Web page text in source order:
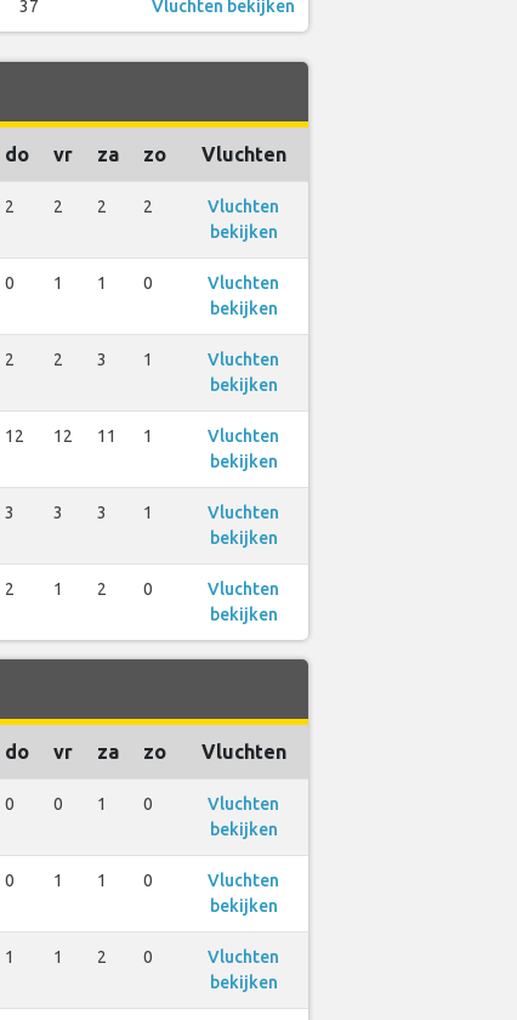
37 Vluchten bekijken
do vr za zo Vluchten
2 2 2 2
Vluchten
bekijken
0 1 1 0
Vluchten
bekijken
2 2 3 1
Vluchten
bekijken
12 12 11 1
Vluchten
bekijken
3 3 3 1
Vluchten
bekijken
2 1 2 0
Vluchten
bekijken
do vr za zo Vluchten
0 0 1 0
Vluchten
bekijken
0 1 1 0
Vluchten
bekijken
1 1 2 0
Vluchten
bekijken